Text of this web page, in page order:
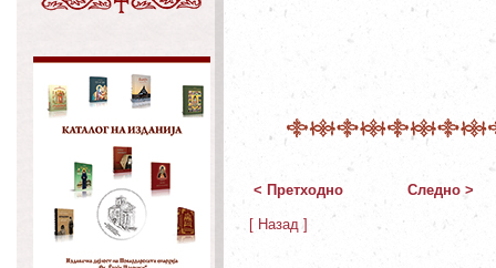
< Претходно Следно >
[ Назад ]